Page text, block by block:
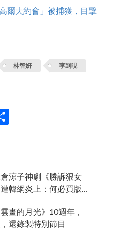
爾夫約會」被捕獲，目擊
林智妍 李到晛
涼子神劇《勝訴狠女
韓網炎上：何必買版
畫的月光》10週年，
還錄製特別節目